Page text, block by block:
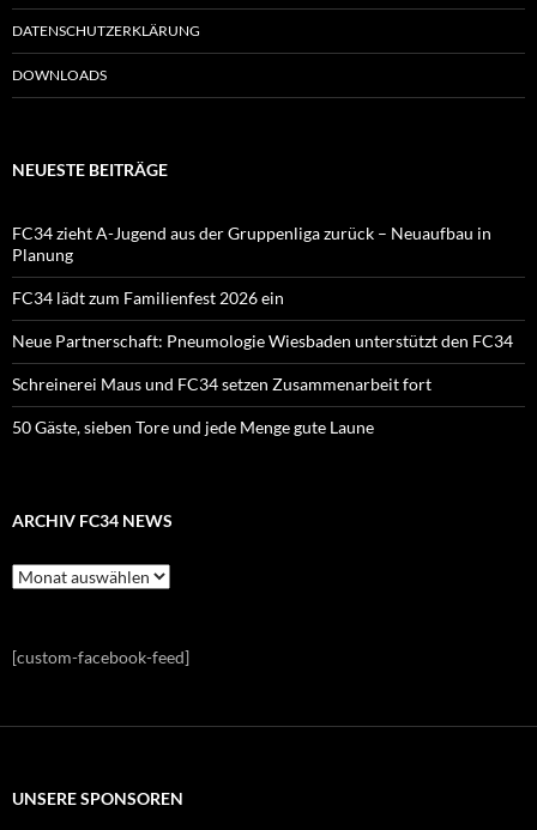
DATENSCHUTZERKLÄRUNG
DOWNLOADS
NEUESTE BEITRÄGE
FC34 zieht A-Jugend aus der Gruppenliga zurück – Neuaufbau in
Planung
FC34 lädt zum Familienfest 2026 ein
Neue Partnerschaft: Pneumologie Wiesbaden unterstützt den FC34
Schreinerei Maus und FC34 setzen Zusammenarbeit fort
50 Gäste, sieben Tore und jede Menge gute Laune
ARCHIV FC34 NEWS
Archiv
FC34
[custom-facebook-feed]
UNSERE SPONSOREN